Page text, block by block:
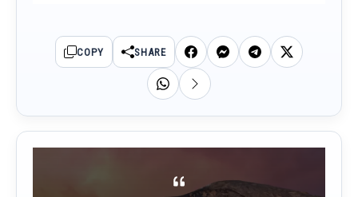
COPY SHARE